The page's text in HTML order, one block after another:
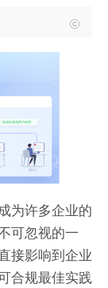
为许多企业的
可忽视的一
接影响到企业
合规最佳实践